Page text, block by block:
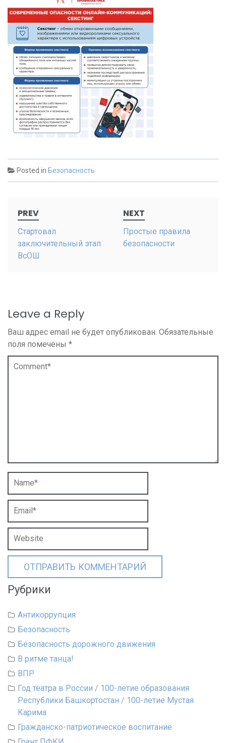
Posted in Безопасность
navigation
PREV
Стартовал
заключительный этап
ВсОШ
NEXT
Простые правила
безопасности
Leave a Reply
Ваш адрес email не будет опубликован. Обязательные
поля помечены *
Рубрики
Антикоррупция
Безопасность
Безопасность дорожного движения
В ритме танца!
ВПР
Год театра в России / 100-летие образования
Республики Башкортостан / 100-летие Мустая
Карима
Гражданско-патриотическое воспитание